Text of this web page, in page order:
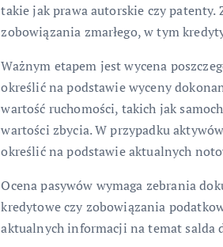
takie jak prawa autorskie czy
zobowiązania zmarłego, w tym
Ważnym etapem jest wycena
określić na podstawie wyceny
wartość ruchomości, takich jak
wartości zbycia. W przypadku
określić na podstawie aktualnych
Ocena pasywów wymaga zebrania
kredytowe czy zobowiązania
aktualnych informacji na temat salda